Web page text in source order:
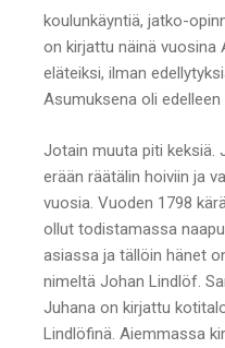
koulunkäyntiä, jatko-
on kirjattu näinä vuosina
eläteiksi, ilman
Asumuksena oli
Jotain muuta piti keksiä.
erään räätälin hoiviin ja
vuosia. Vuoden 1798
ollut todistamassa
asiassa ja tällöin hänet
nimeltä Johan Lindlöf.
Juhana on kirjattu
Lindlöfinä. Aiemmassa